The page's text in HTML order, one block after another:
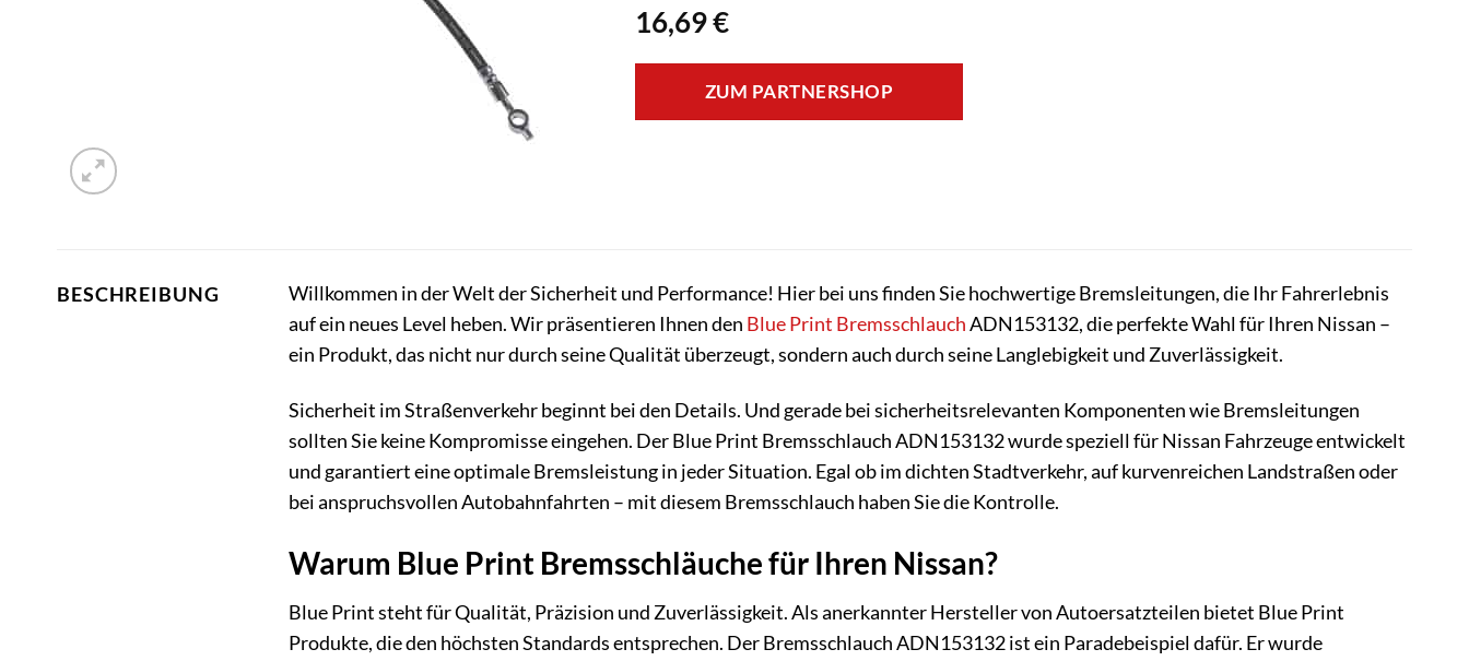
16,69€
ZUM PARTNERSHOP
BESCHREIBUNG
Willkommen in der Welt der Sicherheit und Performance! Hier bei uns finden Sie hochwertige Bremsleitungen, die Ihr Fahrerlebnis
auf ein neues Level heben. Wir präsentieren Ihnen den Blue Print BremsschlauchADN153132, die perfekte Wahl für Ihren Nissan –
ein Produkt, das nicht nur durch seine Qualität überzeugt, sondern auch durch seine Langlebigkeit und Zuverlässigkeit.
Sicherheit im Straßenverkehr beginnt bei den Details. Und gerade bei sicherheitsrelevanten Komponenten wie Bremsleitungen
sollten Sie keine Kompromisse eingehen. Der Blue Print Bremsschlauch ADN153132 wurde speziell für Nissan Fahrzeuge entwickelt
und garantiert eine optimale Bremsleistung in jeder Situation. Egal ob im dichten Stadtverkehr, auf kurvenreichen Landstraßen oder
bei anspruchsvollen Autobahnfahrten – mit diesem Bremsschlauch haben Sie die Kontrolle.
Warum Blue Print Bremsschläuche für Ihren Nissan?
Blue Print steht für Qualität, Präzision und Zuverlässigkeit. Als anerkannter Hersteller von Autoersatzteilen bietet Blue Print
Produkte, die den höchsten Standards entsprechen. Der Bremsschlauch ADN153132 ist ein Paradebeispiel dafür. Er wurde